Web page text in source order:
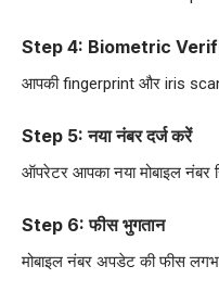
Step 4: Biometric
आपकी fingerprint और iris
Step 5: नया नंबर दर्ज करें
ऑपरेटर आपका नया मोबाइल नंबर
Step 6: फीस भुगतान
मोबाइल नंबर अपडेट की फीस लगभग